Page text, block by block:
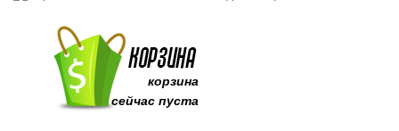
корзина
сейчас пуста